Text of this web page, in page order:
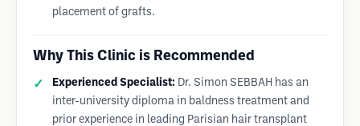
placement of grafts.
Why This Clinic is Recommended
Experienced Specialist: Dr. Simon SEBBAH has an
inter-university diploma in baldness treatment and
prior experience in leading Parisian hair transplant